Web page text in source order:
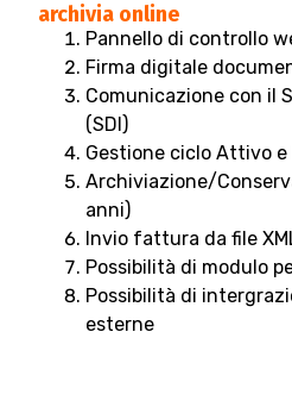
archivia online
Pannello di controllo
Firma digitale
Comunicazione con il
(SDI)
Gestione ciclo Attivo e
Archiviazione/
anni)
Invio fattura da file
Possibilità di modulo
Possibilità di
esterne